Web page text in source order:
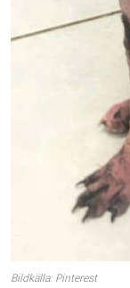
Bildkälla: Pinterest